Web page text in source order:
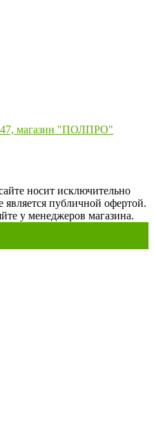
47, магазин "ПОЛПРO"
носит исключительно
публичной офертой.
у менеджеров магазина.